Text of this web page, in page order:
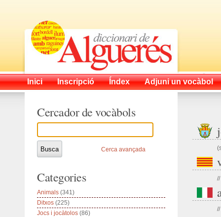
Inici Inscripció Índex Adjuni un vocàbol
//
//
Cercador de vocàbols
Cerca avançada
Categories
Animals (341)
Ditxos (225)
Jocs i jocàtolos (86)